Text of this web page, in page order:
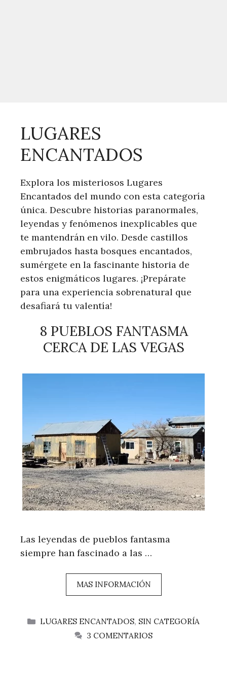
LUGARES
ENCANTADOS
Explora los misteriosos Lugares
Encantados del mundo con esta categoría
única. Descubre historias paranormales,
leyendas y fenómenos inexplicables que
te mantendrán en vilo. Desde castillos
embrujados hasta bosques encantados,
sumérgete en la fascinante historia de
estos enigmáticos lugares. ¡Prepárate
para una experiencia sobrenatural que
desafiará tu valentía!
8 PUEBLOS FANTASMA
CERCA DE LAS VEGAS
Las leyendas de pueblos fantasma
siempre han fascinado a las …
MAS INFORMACIÓN
CATEGORÍAS
LUGARES ENCANTADOS, SIN CATEGORÍA
3 COMENTARIOS